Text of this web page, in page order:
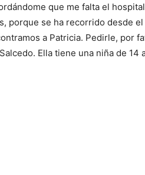
que me falta el
porque se ha recorrido desde
a Patricia. Pedirle, por
Ella tiene una niña de 14